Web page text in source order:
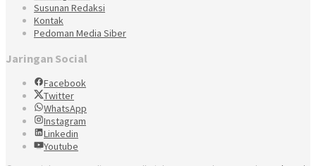
Susunan Redaksi
Kontak
Pedoman Media Siber
Jaringan Social
Facebook
Twitter
WhatsApp
Instagram
Linkedin
Youtube